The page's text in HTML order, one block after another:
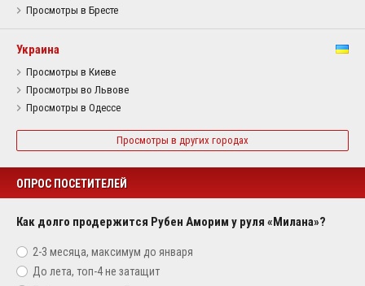
Просмотры в Бресте
Украина
Просмотры в Киеве
Просмотры во Львове
Просмотры в Одессе
Просмотры в других городах
ОПРОС ПОСЕТИТЕЛЕЙ
Как долго продержится Рубен Аморим у руля «Милана»?
2-3 месяца, максимум до января
До лета, топ-4 не затащит